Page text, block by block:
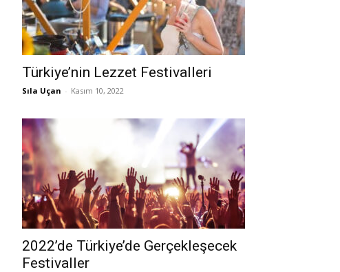
Yalıhan Aspendos
Oteli İncele ➜
Türkiye’nin Lezzet Festivalleri
Sıla Uçan - Kasım 10, 2022
2022’de Türkiye’de Gerçekleşecek
Festivaller